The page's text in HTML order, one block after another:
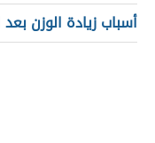
أسباب زيادة الوزن بعد